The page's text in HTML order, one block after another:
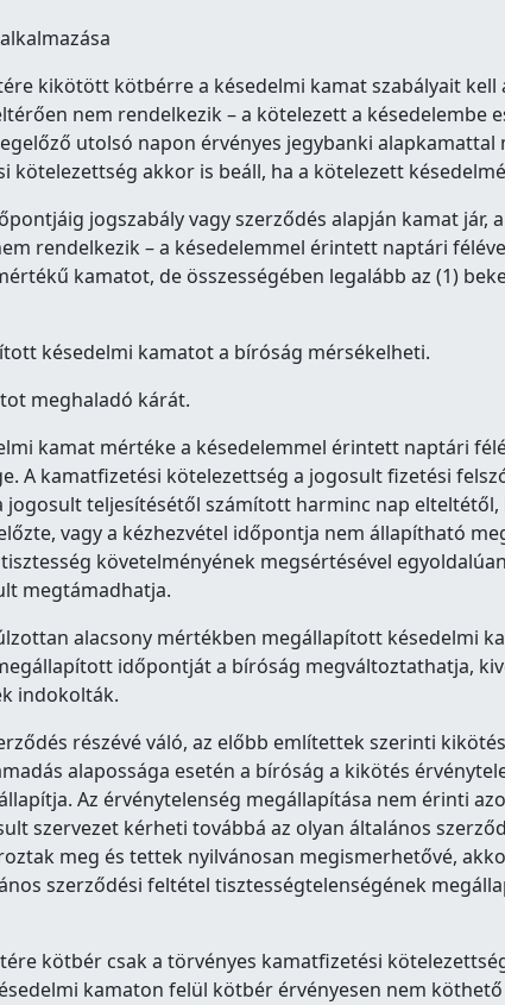
kikötött kötbérre a késedelmi kamat szabályait
nem rendelkezik – a kötelezett a késedelembe
utolsó napon érvényes jegybanki
kötelezettség akkor is beáll, ha a kötelezett
jogszabály vagy szerződés alapján kamat
rendelkezik – a késedelemmel érintett naptári
kamatot, de összességében legalább az (1)
késedelmi kamatot a bíróság mérsékelheti.
meghaladó kárát.
kamat mértéke a késedelemmel érintett naptári
A kamatfizetési kötelezettség a jogosult fizetési
teljesítésétől számított harminc nap
vagy a kézhezvétel időpontja nem állapítható
követelményének megsértésével
megtámadhatja.
alacsony mértékben megállapított késedelmi
időpontját a bíróság megváltoztathatja,
indokolták.
részévé váló, az előbb említettek szerinti
alapossága esetén a bíróság a kikötés
Az érvénytelenség megállapítása nem érinti
szervezet kérheti továbbá az olyan általános
meg és tettek nyilvánosan megismerhetővé,
szerződési feltétel tisztességtelenségének
kötbér csak a törvényes kamatfizetési
kamaton felül kötbér érvényesen nem